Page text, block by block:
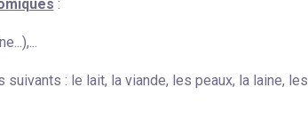
:
: le lait, la viande, les peaux, la laine, les